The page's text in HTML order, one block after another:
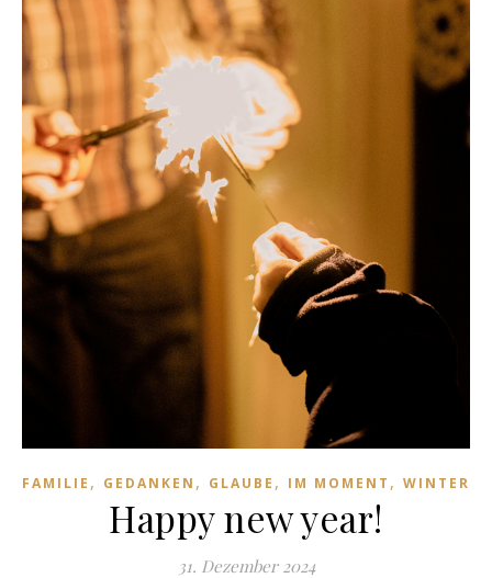
FAMILIE , GEDANKEN , GLAUBE , IM MOMENT , WINTER
Happy new year!
31. Dezember 2024